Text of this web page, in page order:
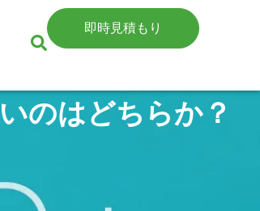
即時見積もり
のはどちらか？